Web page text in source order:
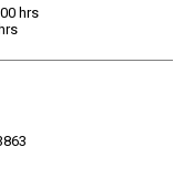
hrs